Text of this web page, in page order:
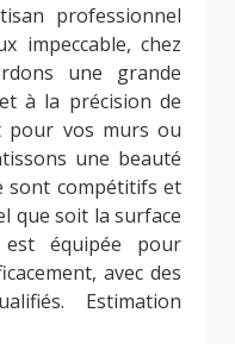
professionnel
impeccable, chez
une grande
à la précision de
pour vos murs ou
une beauté
sont compétitifs et
que soit la surface
équipée pour
avec des
Estimation